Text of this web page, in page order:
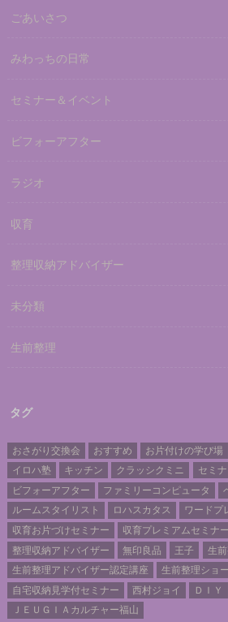
ごあいさつ
みわっちの日常
セミナー＆イベント
ビフォーアフター
ラジオ
収育
整理収納アドバイザー
未分類
生前整理
タグ
おさがり交換会 おすすめ お片付けの学び場
イロハ塾
キッチン クラッシクミニ
セミ
ビフォーアフター
ファミリーコンピュータ
ルームスタイリスト
ロハスカタス ワードプ
収育お片づけセミナー
収育プレミアムセミナー
整理収納アドバイザー
無印良品 王子
生
生前整理アドバイザー認定講座
生前整理ショ
自宅収納見学付セミナー
西村ジョイ ＤＩＹ
ＪＥＵＧＩＡカルチャー福山